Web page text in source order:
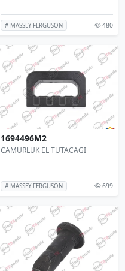
# MASSEY FERGUSON 480
1694496M2
CAMURLUK EL TUTACAGI
# MASSEY FERGUSON 699